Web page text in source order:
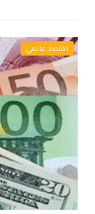
اقتصاد عالمي